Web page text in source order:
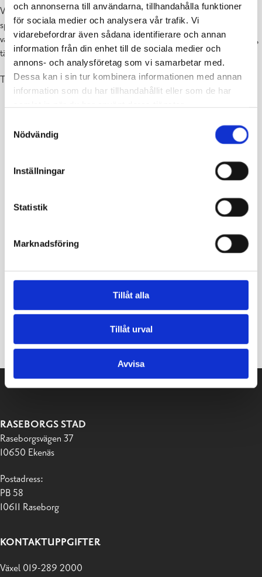
och annonserna till användarna, tillhandahålla funktioner
för sociala medier och analysera vår trafik. Vi
vidarebefordrar även sådana identifierare och annan
information från din enhet till de sociala medier och
annons- och analysföretag som vi samarbetar med.
Dessa kan i sin tur kombinera informationen med annan
information som du har tillhandahållit eller som de har
Nödvändig
Inställningar
Statistik
Marknadsföring
Tillåt alla
Tillåt urval
Avvisa
Vi har tillsammans i skolan haft olika temaveckor, t.ex. läsveckor,
spexvecka och mångvetenskapliga projekt. Alla klasser har som
vanligt fått ta del av Naturligtvis där vi bl.a. fått prova på repellering,
tältat, gått på vandring och lagat mat på stormkök.
Tillvalet Redaktören önskar er alla en riktigt trevlig sommar!
RASEBORGS STAD
Raseborgsvägen 37
10650 Ekenäs
Postadress:
PB 58
10611 Raseborg
KONTAKTUPPGIFTER
Växel 019-289 2000